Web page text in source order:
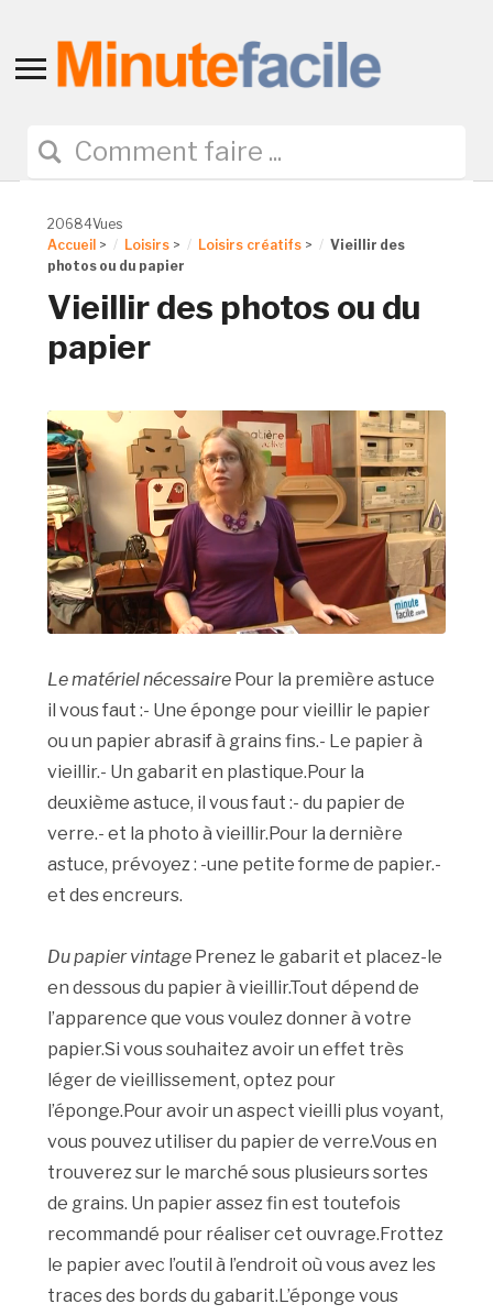
Toggle
navigation
20684Vues
Accueil > Loisirs > Loisirs créatifs >
Vieillir des
photos ou du papier
Vieillir des photos ou du
papier
Le matériel nécessaire Pour la première astuce
il vous faut :- Une éponge pour vieillir le papier
ou un papier abrasif à grains fins.- Le papier à
vieillir.- Un gabarit en plastique.Pour la
deuxième astuce, il vous faut :- du papier de
verre.- et la photo à vieillir.Pour la dernière
astuce, prévoyez : -une petite forme de papier.-
et des encreurs.
Du papier vintage Prenez le gabarit et placez-le
en dessous du papier à vieillir.Tout dépend de
l’apparence que vous voulez donner à votre
papier.Si vous souhaitez avoir un effet très
léger de vieillissement, optez pour
l’éponge.Pour avoir un aspect vieilli plus voyant,
vous pouvez utiliser du papier de verre.Vous en
trouverez sur le marché sous plusieurs sortes
de grains. Un papier assez fin est toutefois
recommandé pour réaliser cet ouvrage.Frottez
le papier avec l’outil à l’endroit où vous avez les
traces des bords du gabarit.L’éponge vous